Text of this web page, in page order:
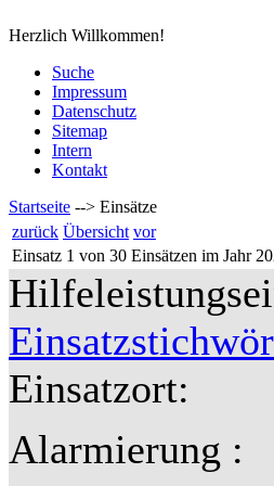
Herzlich Willkommen!
Suche
Impressum
Datenschutz
Sitemap
Intern
Kontakt
Startseite --> Einsätze
zurück Übersicht vor
Einsatz 1 von 30 Einsätzen im Jahr
Einsatzort:
Alarmierung :